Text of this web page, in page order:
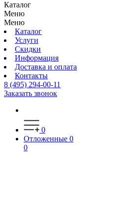
Каталог
Меню
Меню
Каталог
Услуги
Скидки
Информация
Доставка и оплата
Контакты
8 (495) 294-00-11
Заказать звонок
0
Отложенные 0
0